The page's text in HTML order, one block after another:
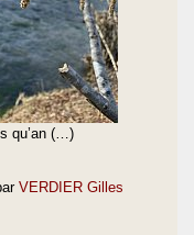
qu’an (…)
VERDIER Gilles